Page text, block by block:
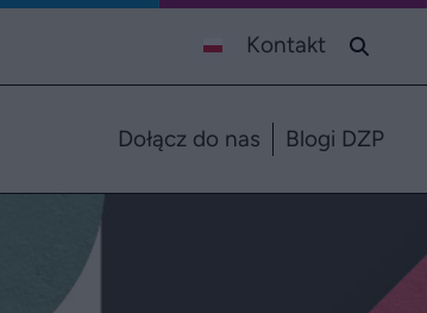
Kontakt
Dołącz do nas Blogi DZP